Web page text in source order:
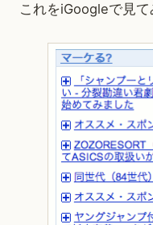
これをiGoogleで見て